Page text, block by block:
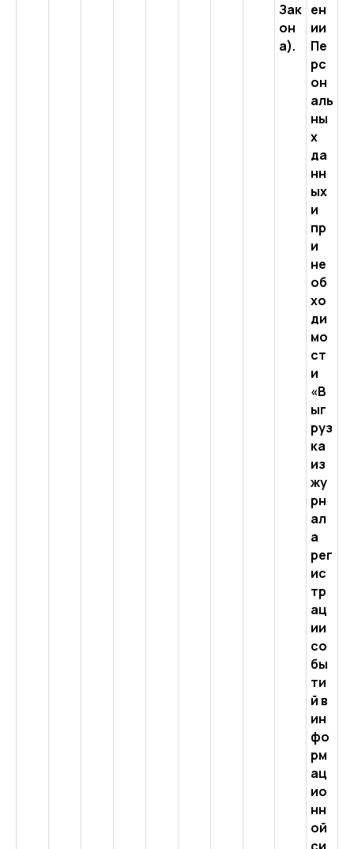
Зак
он
а).
ен
ии
Пе
рс
он
аль
ны
х
да
нн
ых
и
пр
и
не
об
хо
ди
мо
ст
и
«В
ыг
руз
ка
из
жу
рн
ал
а
рег
ис
тр
ац
ии
со
бы
ти
й в
ин
фо
рм
ац
ио
нн
ой